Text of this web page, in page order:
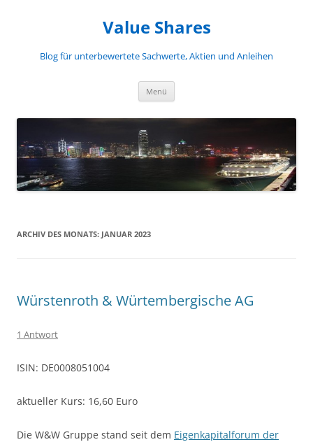
Value Shares
Blog für unterbewertete Sachwerte, Aktien und Anleihen
Menü
ARCHIV DES MONATS: JANUAR 2023
Würstenroth & Würtembergische AG
1 Antwort
ISIN: DE0008051004
aktueller Kurs: 16,60 Euro
Die W&W Gruppe stand seit dem Eigenkapitalforum der